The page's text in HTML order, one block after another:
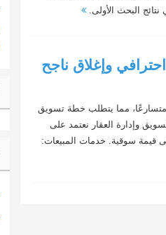
وإغلاق ناجح
متسارعًا، مما يتطلب خطة تسويق
وإدارة العقار نعتمد على
قيمة سوقية. خدمات المبيعات: